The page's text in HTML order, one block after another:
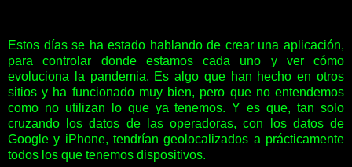
Estos días se ha estado hablando de crear una aplicación,
para controlar donde estamos cada uno y ver cómo
evoluciona la pandemia. Es algo que han hecho en otros
sitios y ha funcionado muy bien, pero que no entendemos
como no utilizan lo que ya tenemos. Y es que, tan solo
cruzando los datos de las operadoras, con los datos de
Google y iPhone, tendrían geolocalizados a prácticamente
todos los que tenemos dispositivos.